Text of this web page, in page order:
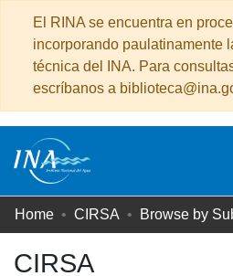
El RINA se encuentra en
incorporando paulatinamente
técnica del INA. Para
escríbanos a
Communities
&
Collections
Home CIRSA Browse by
CIRSA